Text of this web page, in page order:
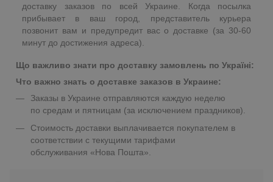
доставку заказов по всей Украине. Когда посылка
прибывает в ваш город, представитель курьера
позвонит вам и предупредит вас о доставке (за 30-60
минут до достижения адреса).
Що важливо знати про доставку замовлень по Україні:
Что важно знать о доставке заказов в Украине:
Заказы в Украине отправляются каждую неделю
по средам и пятницам (за исключением праздников).
Стоимость доставки выплачивается покупателем в
соответствии с текущими тарифами
обслуживания «Нова Пошта».